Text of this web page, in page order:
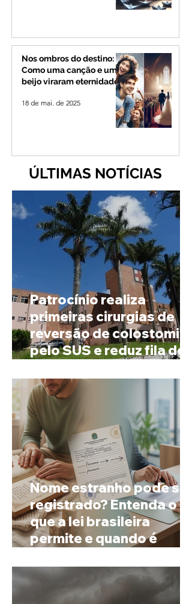
Nos ombros do destino:
Como uma canção e um
beijo viraram eternidade
18 de mai. de 2025
ÚLTIMAS NOTÍCIAS
Patrocínio realiza
primeiras cirurgias de
reversão de colostomia
pelo SUS e reduz fila de
Nome estranho pode ser
registrado? Entenda o
que a lei brasileira
permite e quando é
prenome